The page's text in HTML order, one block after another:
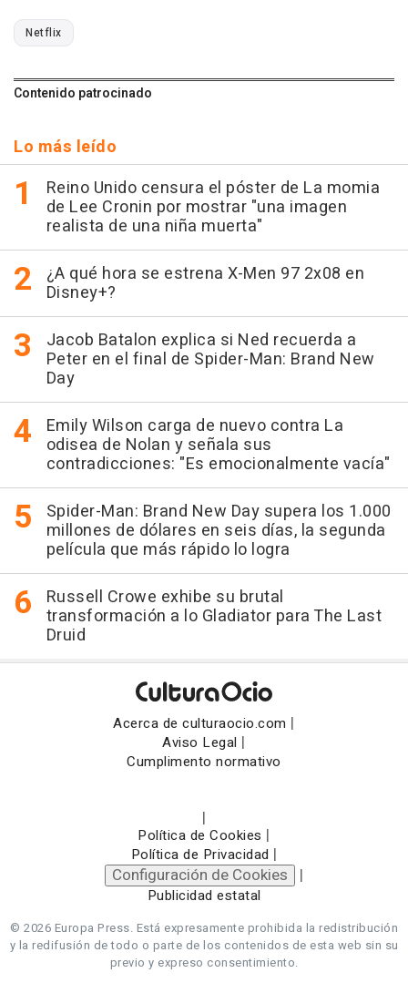
Netflix
Contenido patrocinado
Lo más leído
Reino Unido censura el póster de La momia
de Lee Cronin por mostrar "una imagen
realista de una niña muerta"
¿A qué hora se estrena X-Men 97 2x08 en
Disney+?
Jacob Batalon explica si Ned recuerda a
Peter en el final de Spider-Man: Brand New
Day
Emily Wilson carga de nuevo contra La
odisea de Nolan y señala sus
contradicciones: "Es emocionalmente vacía"
Spider-Man: Brand New Day supera los 1.000
millones de dólares en seis días, la segunda
película que más rápido lo logra
Russell Crowe exhibe su brutal
transformación a lo Gladiator para The Last
Druid
Acerca de culturaocio.com |
Aviso Legal |
Cumplimento normativo
|
Política de Cookies |
Política de Privacidad |
Configuración de Cookies |
Publicidad estatal
© 2026 Europa Press. Está expresamente prohibida la redistribución
y la redifusión de todo o parte de los contenidos de esta web sin su
previo y expreso consentimiento.